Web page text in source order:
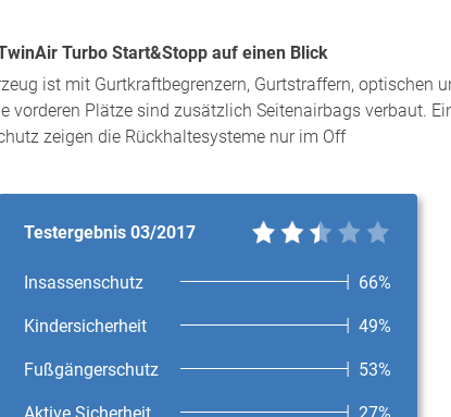
Turbo Start&Stopp auf einen Blick
ist mit Gurtkraftbegrenzern, Gurtstraffern, optischen
vorderen Plätze sind zusätzlich Seitenairbags verbaut.
zeigen die Rückhaltesysteme nur im Off
Testergebnis 03/2017
Insassenschutz 66%
Kindersicherheit 49%
Fußgängerschutz 53%